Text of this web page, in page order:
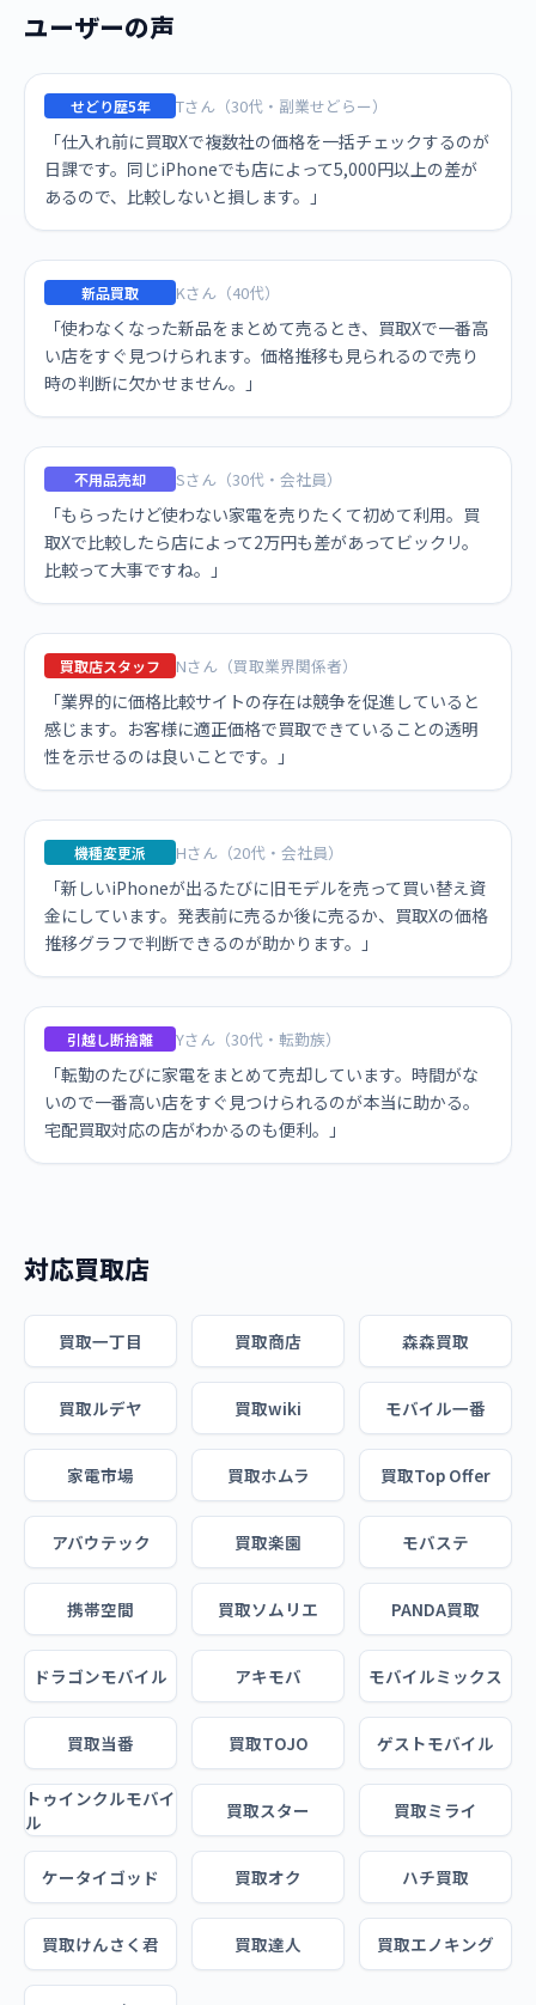
ユーザーの声
せどり歴5年 Tさん（30代・副業せどらー）
「仕入れ前に買取Xで複数社の価格を一括チェックするのが
日課です。同じiPhoneでも店によって5,000円以上の差が
あるので、比較しないと損します。」
新品買取 Kさん（40代）
「使わなくなった新品をまとめて売るとき、買取Xで一番高
い店をすぐ見つけられます。価格推移も見られるので売り
時の判断に欠かせません。」
不用品売却 Sさん（30代・会社員）
「もらったけど使わない家電を売りたくて初めて利用。買
取Xで比較したら店によって2万円も差があってビックリ。
比較って大事ですね。」
買取店スタッフ Nさん（買取業界関係者）
「業界的に価格比較サイトの存在は競争を促進していると
感じます。お客様に適正価格で買取できていることの透明
性を示せるのは良いことです。」
機種変更派 Hさん（20代・会社員）
「新しいiPhoneが出るたびに旧モデルを売って買い替え資
金にしています。発表前に売るか後に売るか、買取Xの価格
推移グラフで判断できるのが助かります。」
引越し断捨離 Yさん（30代・転勤族）
「転勤のたびに家電をまとめて売却しています。時間がな
いので一番高い店をすぐ見つけられるのが本当に助かる。
宅配買取対応の店がわかるのも便利。」
対応買取店
買取一丁目 買取商店 森森買取
買取ルデヤ 買取wiki モバイル一番
家電市場 買取ホムラ 買取Top Offer
アバウテック 買取楽園 モバステ
携帯空間 買取ソムリエ PANDA買取
ドラゴンモバイル アキモバ モバイルミックス
買取当番 買取TOJO ゲストモバイル
トゥインクルモバイ
ル
買取スター 買取ミライ
ケータイゴッド 買取オク ハチ買取
買取けんさく君 買取達人 買取エノキング